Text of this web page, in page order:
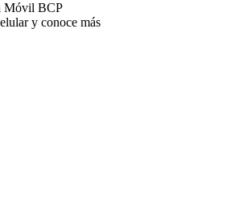
Móvil BCP
y conoce más